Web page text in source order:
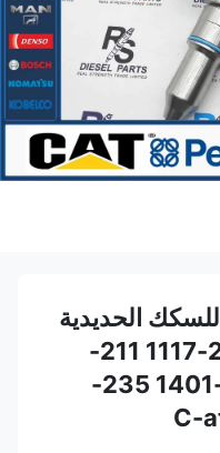
مدخنة الوقود C15 C18 للسكك الحديدية
الشائعة 244-7716 200-1117 211-
0565 211-3027 235-1401 235-